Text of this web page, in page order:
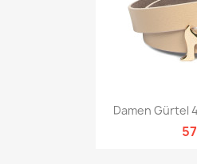

Damen Gürtel